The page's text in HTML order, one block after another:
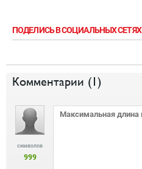
ПОДЕЛИСЬ В СОЦИАЛЬНЫХ СЕТЯХ
Комментарии (1)
символов
999